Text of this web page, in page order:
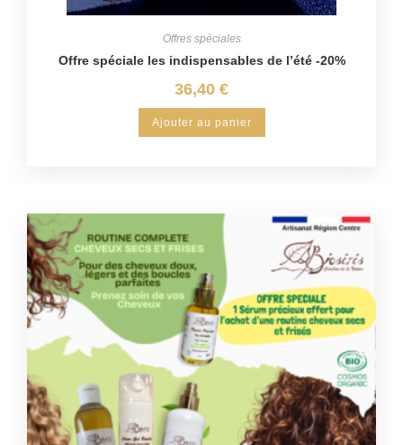
Offres spéciales
Offre spéciale les indispensables de l’été -20%
36,40 €
Ajouter au panier